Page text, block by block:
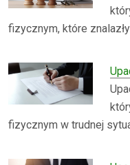
fizycznym, które
fizycznym w trudnej